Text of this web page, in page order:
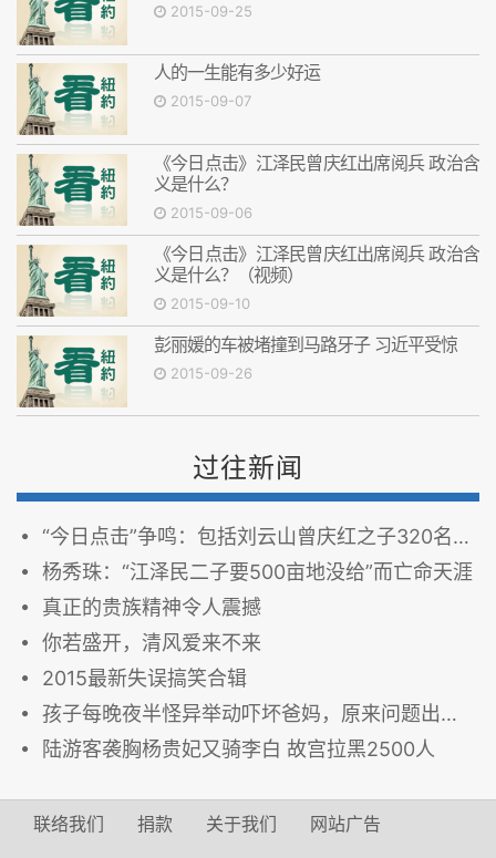
2015-09-25
人的一生能有多少好运
2015-09-07
《今日点击》江泽民曾庆红出席阅兵 政治含
义是什么？
2015-09-06
《今日点击》江泽民曾庆红出席阅兵 政治含
义是什么？（视频）
2015-09-10
彭丽媛的车被堵撞到马路牙子 习近平受惊
2015-09-26
过往新闻
“今日点击”争鸣：包括刘云山曾庆红之子320名官二代被（软禁）内控
杨秀珠：“江泽民二子要500亩地没给”而亡命天涯
真正的贵族精神令人震撼
你若盛开，清风爱来不来
2015最新失误搞笑合辑
孩子每晚夜半怪异举动吓坏爸妈，原来问题出在床头的玩具熊！
陆游客袭胸杨贵妃又骑李白 故宫拉黑2500人
联络我们 捐款 关于我们 网站广告